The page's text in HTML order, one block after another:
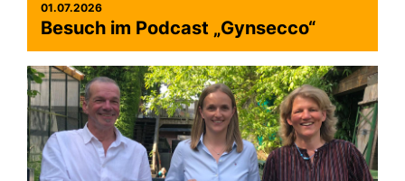
01.07.2026
Besuch im Podcast „Gynsecco“